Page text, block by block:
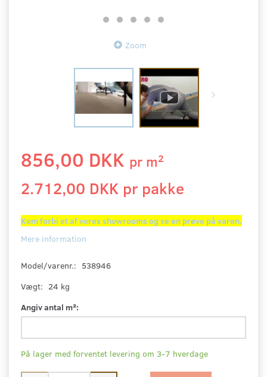
Zoom
856,00 DKK pr m2
2.712,00 DKK pr pakke
Kom forbi et af vores showrooms og se en prøve på varen.
Mere information
Model/varenr.: 538946
Vægt: 24 kg
Angiv antal m²:
På lager med forventet levering om 3-7 hverdage